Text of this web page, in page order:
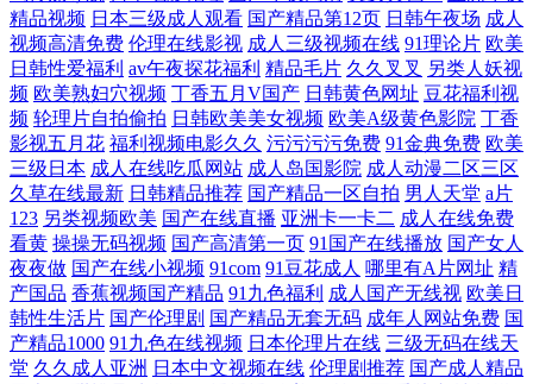
精品视频 日本三级成人观看 国产精品第12页 日韩午夜场 成人
视频高清免费 伦理在线影视 成人三级视频在线 91理论片 欧美
日韩性爱福利 av午夜探花福利 精品毛片 久久叉叉 另类人妖视
频 欧美熟妇穴视频 丁香五月V国产 日韩黄色网址 豆花福利视
频 轮理片自拍偷拍 日韩欧美美女视频 欧美A级黄色影院 丁香
影视五月花 福利视频电影久久 污污污污免费 91金典免费 欧美
三级日本 成人在线吃瓜网站 成人岛国影院 成人动漫二区三区
久草在线最新 日韩精品推荐 国产精品一区自拍 男人天堂 a片
123 另类视频欧美 国产在线直播 亚洲卡一卡二 成人在线免费
看黄 操操无码视频 国产高清第一页 91国产在线播放 国产女人
夜夜做 国产在线小视频 91com 91豆花成人 哪里有A片网址 精
产国品 香蕉视频国产精品 91九色福利 成人国产无线视 欧美日
韩性生活片 国产伦理剧 国产精品无套无码 成年人网站免费 国
产精品1000 91九色在线视频 日本伦理片在线 三级无码在线天
堂 久久成人亚洲 日本中文视频在线 伦理剧推荐 国产成人精品